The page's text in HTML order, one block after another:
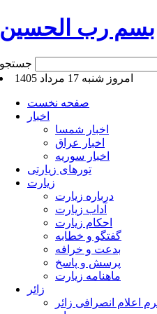
بسم رب الحسین
امروز شنبه 17 مرداد 1405
صفحه نخست
اخبار
اخبار شمسا
اخبار عراق
اخبار سوریه
تورهای زیارتی
زیارت
درباره زیارت
آداب زیارت
احکام زیارت
گفتگو و خطابه
بدعت و خرافه
پرسش و پاسخ
ماهنامه زیارت
زائر
اعلام انصرافی زائر